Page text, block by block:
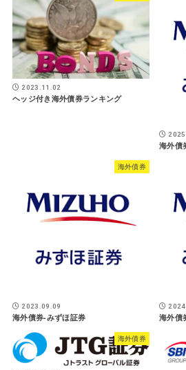
2023.11.02
ヘッジ付き海外債券ランキング
海外債
海外債券
2023.09.09
海外債券-みずほ証券 海外債
海外債券